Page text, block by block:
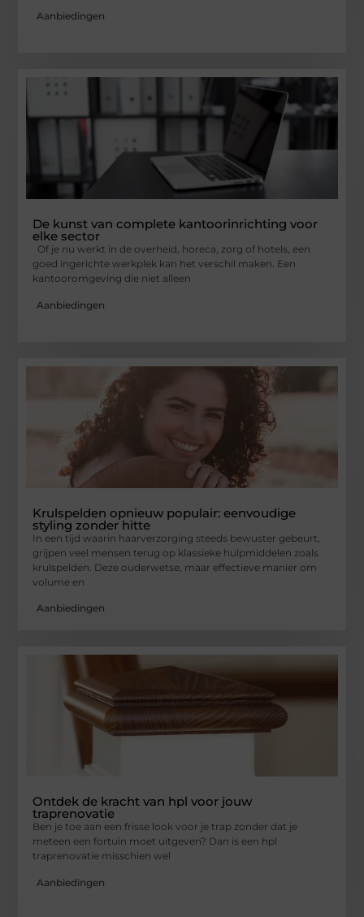
Aanbiedingen
De kunst van complete kantoorinrichting voor
elke sector
Of je nu werkt in de overheid, horeca, zorg of hotels, een
goed ingerichte werkplek kan het verschil maken. Een
kantooromgeving die niet alleen
Aanbiedingen
Krulspelden opnieuw populair: eenvoudige
styling zonder hitte
In een tijd waarin haarverzorging steeds bewuster gebeurt,
grijpen veel mensen terug op klassieke hulpmiddelen zoals
krulspelden. Deze ouderwetse, maar effectieve manier om
volume en
Aanbiedingen
Ontdek de kracht van hpl voor jouw
traprenovatie
Ben je toe aan een frisse look voor je trap zonder dat je
meteen een fortuin moet uitgeven? Dan is een hpl
traprenovatie misschien wel
Aanbiedingen